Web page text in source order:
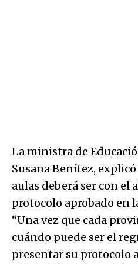
La ministra de
Susana Benítez,
aulas deberá ser con
protocolo aprobado en
“Una vez que cada
cuándo puede ser el
presentar su protocolo